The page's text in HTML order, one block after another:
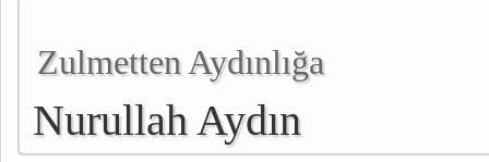
Zulmetten Aydınlığa
Nurullah Aydın